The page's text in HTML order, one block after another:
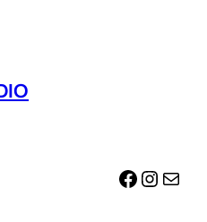
Facebook Instagram電子郵件